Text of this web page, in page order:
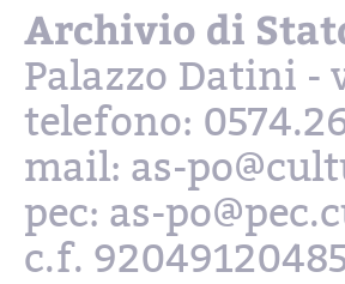
Archivio di
Palazzo Datini -
telefono:
mail: as-
pec: as-
c.f.